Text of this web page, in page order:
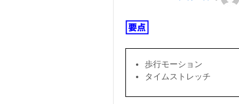
歩行モーション
タイムストレッチ